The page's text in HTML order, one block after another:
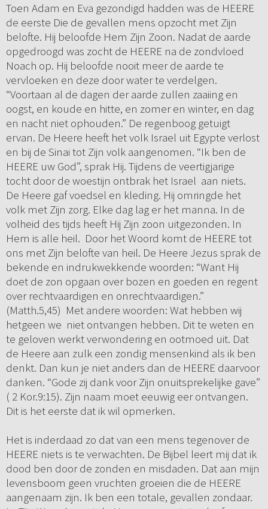
Toen Adam en Eva gezondigd hadden was de HEERE
de eerste Die de gevallen mens opzocht met Zijn
belofte. Hij beloofde Hem Zijn Zoon. Nadat de aarde
opgedroogd was zocht de HEERE na de zondvloed
Noach op. Hij beloofde nooit meer de aarde te
vervloeken en deze door water te verdelgen.
“Voortaan al de dagen der aarde zullen zaaiing en
oogst, en koude en hitte, en zomer en winter, en dag
en nacht niet ophouden.” De regenboog getuigt
ervan. De Heere heeft het volk Israel uit Egypte verlost
en bij de Sinai tot Zijn volk aangenomen. “Ik ben de
HEERE uw God”, sprak Hij. Tijdens de veertigjarige
tocht door de woestijn ontbrak het Israel aan niets.
De Heere gaf voedsel en kleding. Hij omringde het
volk met Zijn zorg. Elke dag lag er het manna. In de
volheid des tijds heeft Hij Zijn zoon uitgezonden. In
Hem is alle heil. Door het Woord komt de HEERE tot
ons met Zijn belofte van heil. De Heere Jezus sprak de
bekende en indrukwekkende woorden: “Want Hij
doet de zon opgaan over bozen en goeden en regent
over rechtvaardigen en onrechtvaardigen.”
(Matth.5,45) Met andere woorden: Wat hebben wij
hetgeen we niet ontvangen hebben. Dit te weten en
te geloven werkt verwondering en ootmoed uit. Dat
de Heere aan zulk een zondig mensenkind als ik ben
denkt. Dan kun je niet anders dan de HEERE daarvoor
danken. “Gode zij dank voor Zijn onuitsprekelijke gave”
( 2 Kor.9:15). Zijn naam moet eeuwig eer ontvangen.
Dit is het eerste dat ik wil opmerken.
Het is inderdaad zo dat van een mens tegenover de
HEERE niets is te verwachten. De Bijbel leert mij dat ik
dood ben door de zonden en misdaden. Dat aan mijn
levensboom geen vruchten groeien die de HEERE
aangenaam zijn. Ik ben een totale, gevallen zondaar.